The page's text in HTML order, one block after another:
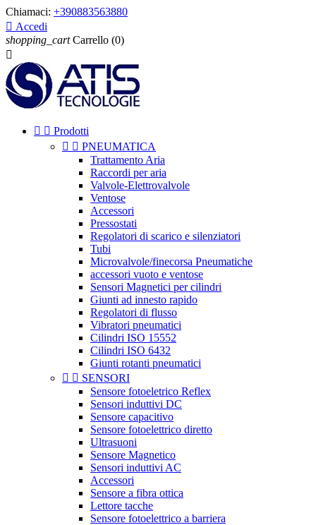
Chiamaci: +390883563880
 Accedi
shopping_cart Carrello (0)

  Prodotti
  PNEUMATICA
Trattamento Aria
Raccordi per aria
Valvole-Elettrovalvole
Ventose
Accessori
Pressostati
Regolatori di scarico e silenziatori
Tubi
Microvalvole/finecorsa Pneumatiche
accessori vuoto e ventose
Sensori Magnetici per cilindri
Giunti ad innesto rapido
Regolatori di flusso
Vibratori pneumatici
Cilindri ISO 15552
Cilindri ISO 6432
Giunti rotanti pneumatici
  SENSORI
Sensore fotoeletrico Reflex
Sensori induttivi DC
Sensore capacitivo
Sensore fotoelettrico diretto
Ultrasuoni
Sensore Magnetico
Sensori induttivi AC
Accessori
Sensore a fibra ottica
Lettore tacche
Sensore fotoelettrico a barriera